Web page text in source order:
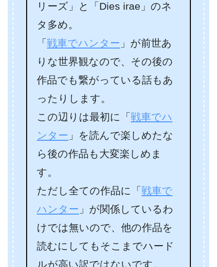
リーズ」と「Dies irae」のネ
タ多め。
「 戦車でハンター 」が前世あ
りな世界観なので、その後の
作品でも繋がっている話もあ
ったりします。
この辺りは最初に「 戦車でハ
ンター 」を読んで楽しめたな
ら後の作品も大変楽しめま
す。
ただし全ての作品に「 戦車で
ハンター 」が関係しているわ
けでは無いので、他の作品を
読むにしてもそこまでハード
ルが高い訳ではないです。